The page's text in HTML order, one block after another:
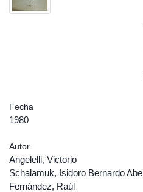
Fecha
1980
Autor
Angelelli, Victorio
Schalamuk, Isidoro Bernardo
Fernández, Raúl